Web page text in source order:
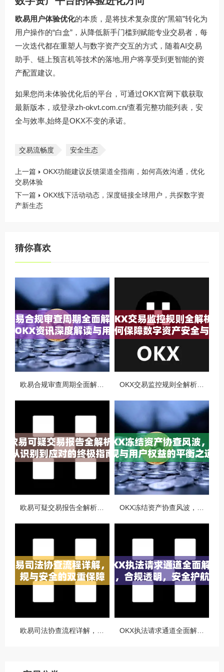
欧易用户体验优化的本质，是将技术复杂度的“黑箱”转化为
用户操作的“白盒”，从降低新手门槛到赋能专业交易者，每
一次迭代都在重塑人与数字资产交互的方式，随着AI交易
助手、链上预言机等技术的落地,用户将享受到更智能的资
产配置建议。
如果您尚未体验优化后的平台，可通过OKX官网下载获取
最新版本，或登录zh-okvt.com.cn/查看完整功能列表，安
全与效率,始终是OKX不变的承诺。
交易流畅度 安全生态
上一篇
OKX功能建议反馈渠道全指南，如何高效沟通，优化
交易体验
下一篇
OKX线下活动动态，深度链接全球用户，共探数字资
产新生态
猜你喜欢